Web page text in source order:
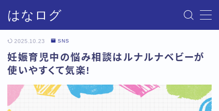
はなログ
サイトマップ
お問い合わせ
2025.10.23 SNS
妊娠育児中の悩み相談はルナルナベビーが
使いやすくて気楽!